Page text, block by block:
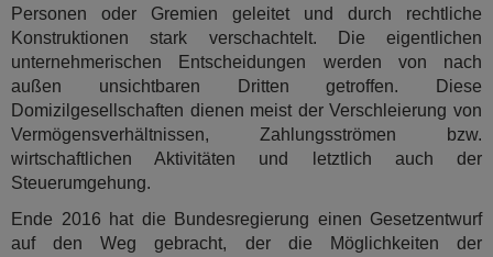
Personen oder Gremien geleitet und durch rechtliche
Konstruktionen stark verschachtelt. Die eigentlichen
unternehmerischen Entscheidungen werden von nach
außen unsichtbaren Dritten getroffen. Diese
Domizilgesellschaften dienen meist der Verschleierung von
Vermögensverhältnissen, Zahlungsströmen bzw.
wirtschaftlichen Aktivitäten und letztlich auch der
Steuerumgehung.
Ende 2016 hat die Bundesregierung einen Gesetzentwurf
auf den Weg gebracht, der die Möglichkeiten der